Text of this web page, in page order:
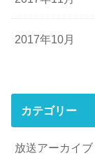
2017年10月
カテゴリー
放送アーカイブ